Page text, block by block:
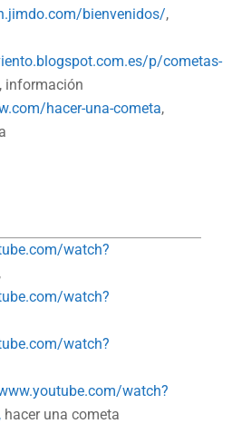
bienvenidos/,
p/cometas-
, información
hacer-una-cometa,
watch?
,
watch?
watch?
watch?
hacer una cometa